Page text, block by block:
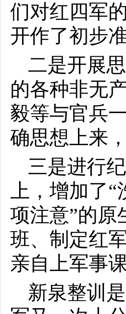
们对红四军
开作了初步准
二是开展
的各种非无
毅等与官兵
确思想上来
三是进行
上，增加了“
项注意”的原
班、制定红
亲自上军事
新泉整训